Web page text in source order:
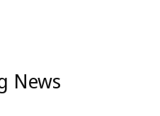
News